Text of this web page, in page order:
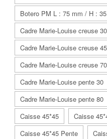
Botero PM L : 75 mm / H :
Cadre Marie-Louise creuse 30
Cadre Marie-Louise creuse 45
Cadre Marie-Louise creuse 70
Cadre Marie-Louise pente 30
Cadre Marie-Louise pente 80
Caisse 45*45
Caisse
Caisse 45*45 Pente